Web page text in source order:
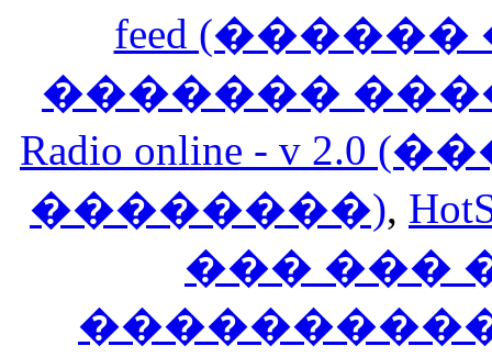
feed
�������
Radio online - v
��������),
��� ���